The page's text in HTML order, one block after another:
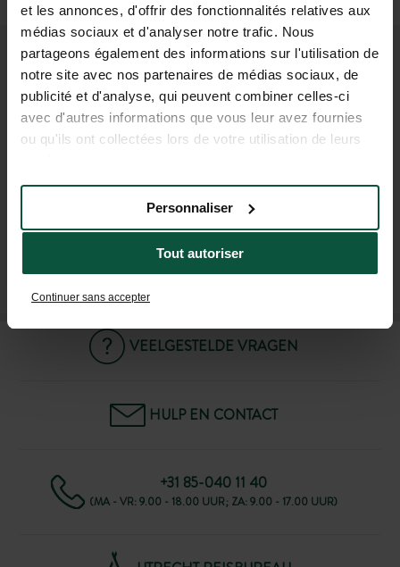
et les annonces, d'offrir des fonctionnalités relatives aux
médias sociaux et d'analyser notre trafic. Nous
partageons également des informations sur l'utilisation de
notre site avec nos partenaires de médias sociaux, de
publicité et d'analyse, qui peuvent combiner celles-ci
avec d'autres informations que vous leur avez fournies
ou qu'ils ont collectées lors de votre utilisation de leurs
Tout autoriser
Personnaliser
Continuer sans accepter
Auto of taxi(1u30)
WORD LID VAN ONZE
GEMEENSCHAP
Om als eerste op de hoogte te zijn van Huttopia
VEELGESTELDE VRAGEN
HULP EN CONTACT
+31 85-040 11 40
(MA - VR: 9.00 - 18.00 UUR; ZA: 9.00 - 17.00 UUR)